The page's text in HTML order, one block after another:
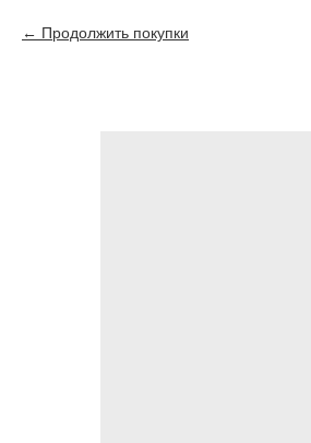
Продолжить покупки